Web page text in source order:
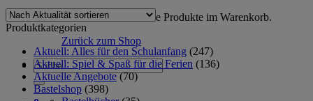
Es befinden sich keine Produkte im Warenkorb.
Zurück zum Shop
Suche
nach:
sortiert
Produktkategorien
Aktuell: Alles für den Schulanfang (247)
Aktuell: Spiel & Spaß für die Ferien (136)
Aktuelle Angebote (70)
Bastelshop (398)